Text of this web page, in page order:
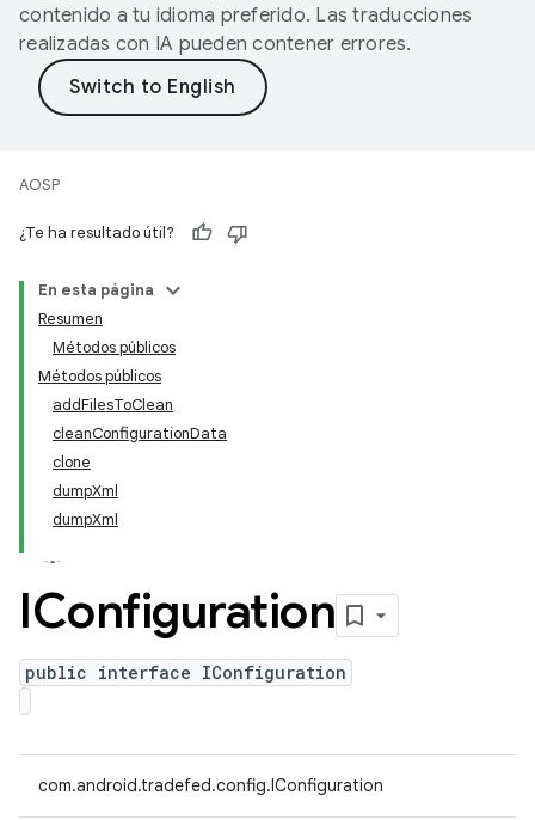
contenido a tu idioma preferido. Las traducciones
realizadas con IA pueden contener errores.
AOSP
¿Te ha resultado útil?
En esta página
Resumen
Métodos públicos
Métodos públicos
addFilesToClean
cleanConfigurationData
clone
dumpXml
dumpXml
IConfiguration
public interface IConfiguration
com.android.tradefed.config.IConfiguration